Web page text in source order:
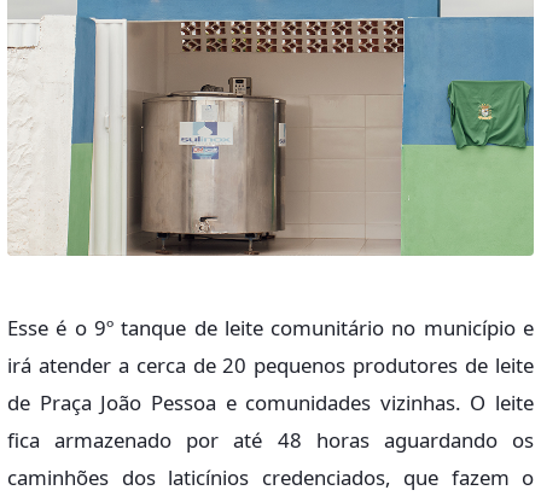
Esse é o 9º tanque de leite comunitário no município e
irá atender a cerca de 20 pequenos produtores de leite
de Praça João Pessoa e comunidades vizinhas. O leite
fica armazenado por até 48 horas aguardando os
caminhões dos laticínios credenciados, que fazem o